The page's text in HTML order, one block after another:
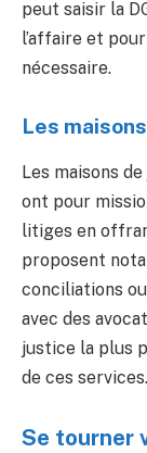
peut saisir la
l’affaire et
nécessaire.
Les
Les maisons
ont pour
litiges en
proposent
conciliations
avec des
justice la plus
de ces services.
Se tourner